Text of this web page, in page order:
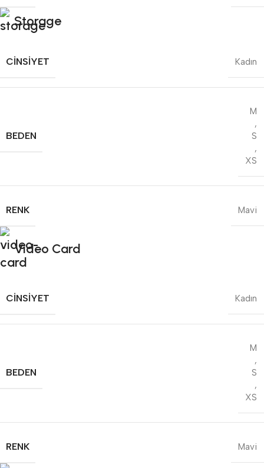
Storage
CINSIYET Kadın
BEDEN
M
,
S
,
XS
RENK Mavi
Video Card
CINSIYET Kadın
BEDEN
M
,
S
,
XS
RENK Mavi